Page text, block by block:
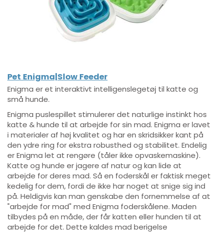
Pet Enigma|Slow Feeder
Enigma er et interaktivt intelligenslegetøj til katte og
små hunde.
Enigma puslespillet stimulerer det naturlige instinkt hos
katte & hunde til at arbejde for sin mad. Enigma er lavet
i materialer af høj kvalitet og har en skridsikker kant på
den ydre ring for ekstra robusthed og stabilitet. Endelig
er Enigma let at rengøre (tåler ikke opvaskemaskine).
Katte og hunde er jagere af natur og kan lide at
arbejde for deres mad. Så en foderskål er faktisk meget
kedelig for dem, fordi de ikke har noget at snige sig ind
på. Heldigvis kan man genskabe den fornemmelse af at
"arbejde for mad" med Enigma foderskålene. Maden
tilbydes på en måde, der får katten eller hunden til at
arbejde for det. Dette kaldes mad berigelse